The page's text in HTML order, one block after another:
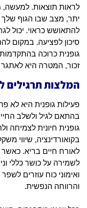
לראות תוצאות. למעשה,
יתר, מצב שבו הגוף שלך
להתאושש כראוי. יכול
סיכון לפציעה. במקום
גופנית כרוכה
זכור, המטרה היא
המלצות תרגילים
פעילות גופנית היא לא
בהתאם לגיל ולשלב
גופנית חיונית לצמיחה
בקואורדינציה, שיווי
לאורח חיים בריא. כאשר
לשמירה על כושר כללי
ואימוני כוח עוזרים
והרווחה הנפשית.